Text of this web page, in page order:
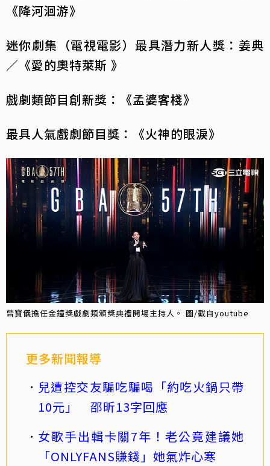
《降河洄游》
迷你劇集（電視電影）最具潛力新人獎：姜典
／《愛的奧特萊斯 》
戲劇類節目創新獎：《孟婆客棧》
最具人氣戲劇節目獎：《火神的眼淚》
曾寶儀擔任金鐘獎戲劇類頒獎典禮開場主持人。 圖/截自youtube
更多新聞報導
兒遭控交友騙吃騙喝「約吃火鍋只帶
10元」 邵昕13字回應
女歌手出輯卡關7年！老公竟建議她
「ONLYFANS賺錢」她氣炸心寒